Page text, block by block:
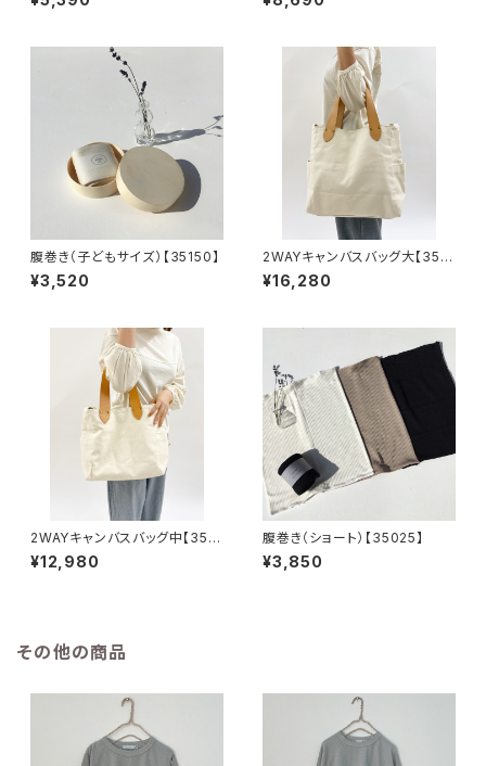
腹巻き（子どもサイズ）【35150】
¥3,520
2WAYキャンバスバッグ大【351
05】
¥16,280
2WAYキャンバスバッグ中【351
04】
¥12,980
腹巻き（ショート）【35025】
¥3,850
その他の商品